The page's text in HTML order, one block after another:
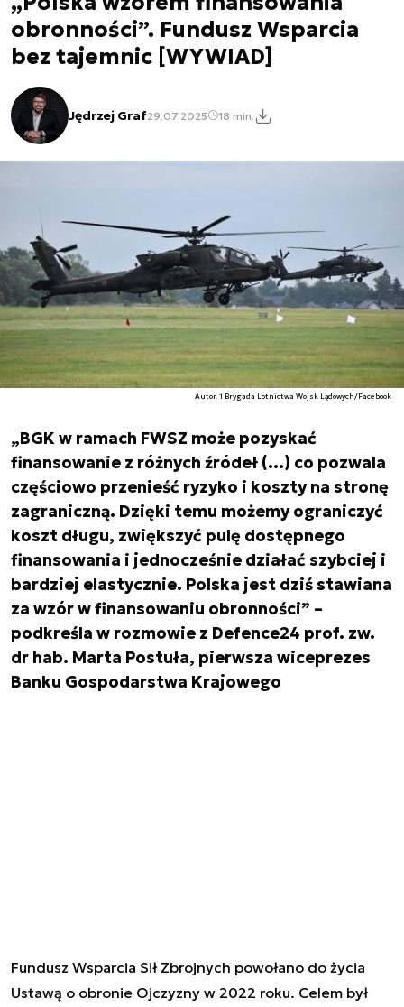
obronności”. Fundusz Wsparcia
bez tajemnic [WYWIAD]
Jędrzej Graf29.07.2025 18 min.
Autor. 1 Brygada Lotnictwa Wojsk Lądowych/Facebook
„BGK w ramach FWSZ może pozyskać
finansowanie z różnych źródeł (…) co pozwala
częściowo przenieść ryzyko i koszty na stronę
zagraniczną. Dzięki temu możemy ograniczyć
koszt długu, zwiększyć pulę dostępnego
finansowania i jednocześnie działać szybciej i
bardziej elastycznie. Polska jest dziś stawiana
za wzór w finansowaniu obronności” –
podkreśla w rozmowie z Defence24 prof. zw.
dr hab. Marta Postuła, pierwsza wiceprezes
Banku Gospodarstwa Krajowego
Fundusz Wsparcia Sił Zbrojnych powołano do życia
Ustawą o obronie Ojczyzny w 2022 roku. Celem był